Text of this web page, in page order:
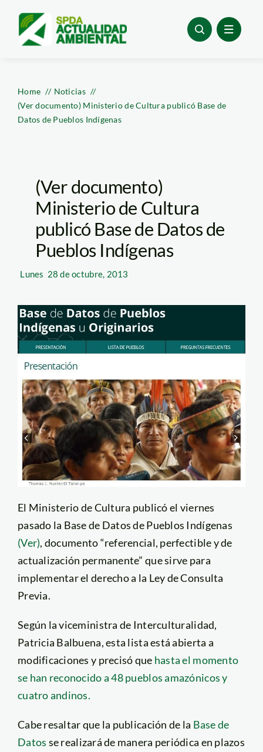
content
Home
Noticias
(Ver documento) Ministerio de Cultura publicó Base de
Datos de Pueblos Indígenas
(Ver documento)
Ministerio de Cultura
publicó Base de Datos de
Pueblos Indígenas
Lunes 28 de octubre, 2013
El Ministerio de Cultura publicó el viernes
pasado la Base de Datos de Pueblos Indígenas
(Ver), documento “referencial, perfectible y de
actualización permanente” que sirve para
implementar el derecho a la Ley de Consulta
Previa.
Según la viceministra de Interculturalidad,
Patricia Balbuena, esta lista está abierta a
modificaciones y precisó que hasta el momento
se han reconocido a 48 pueblos amazónicos y
cuatro andinos.
Cabe resaltar que la publicación de la Base de
Datos se realizará de manera periódica en plazos